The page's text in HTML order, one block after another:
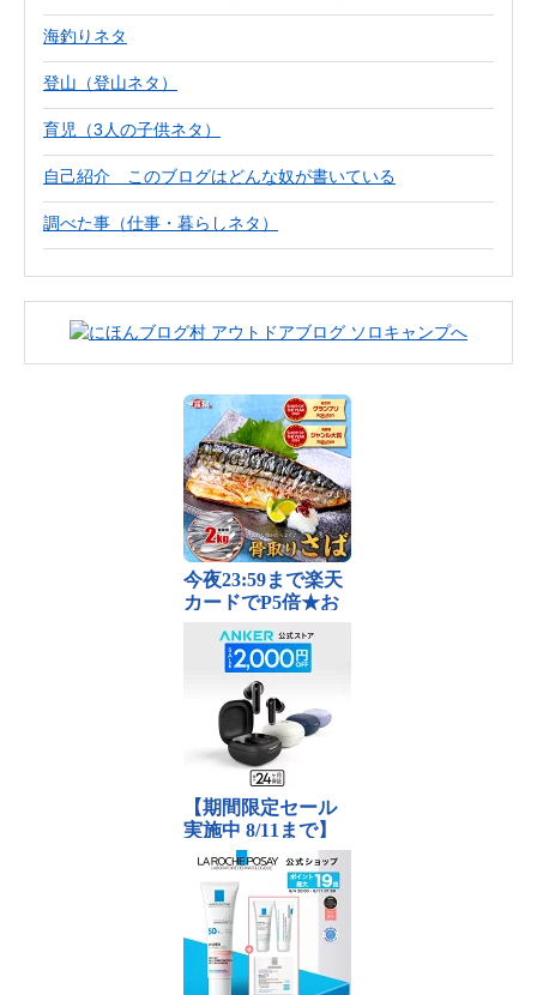
海釣りネタ
登山（登山ネタ）
育児（3人の子供ネタ）
自己紹介 このブログはどんな奴が書いている
調べた事（仕事・暮らしネタ）